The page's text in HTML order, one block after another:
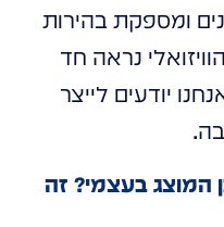
ומספקת בהירות
נראה חד
יודעים לייצר
המוצג בעצמי? זה